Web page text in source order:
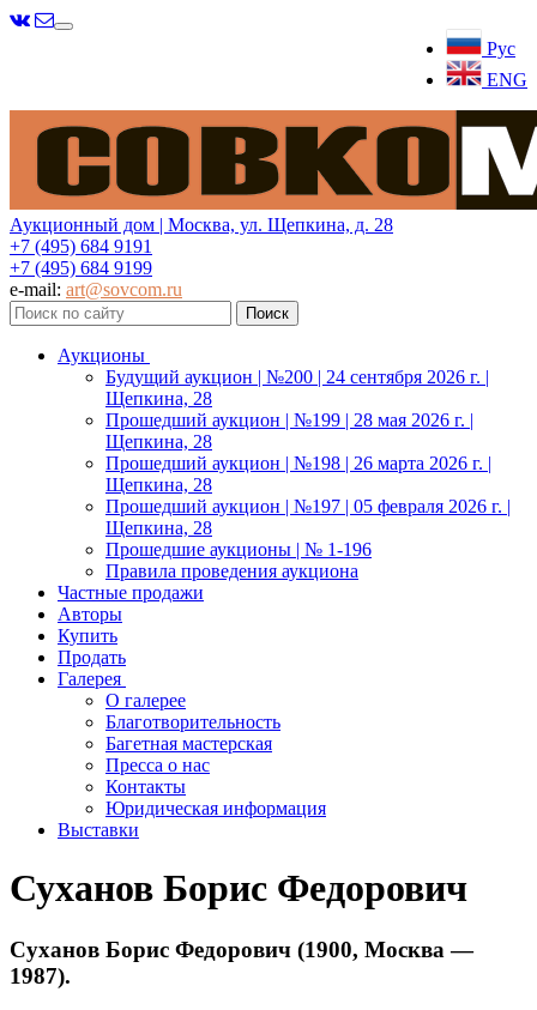
Рус
ENG
Меню
Аукционный дом | Москва, ул. Щепкина, д. 28
+7 (495) 684 9191
+7 (495) 684 9199
e-mail: art@sovcom.ru
Аукционы
Будущий аукцион | №200 | 24 сентября 2026 г. |
Щепкина, 28
Прошедший аукцион | №199 | 28 мая 2026 г. |
Щепкина, 28
Прошедший аукцион | №198 | 26 марта 2026 г. |
Щепкина, 28
Прошедший аукцион | №197 | 05 февраля 2026 г. |
Щепкина, 28
Прошедшие аукционы | № 1-196
Правила проведения аукциона
Частные продажи
Авторы
Купить
Продать
Галерея
О галерее
Благотворительность
Багетная мастерская
Пресса о нас
Контакты
Юридическая информация
Выставки
Суханов Борис Федорович
Суханов Борис Федорович (1900, Москва —
1987).